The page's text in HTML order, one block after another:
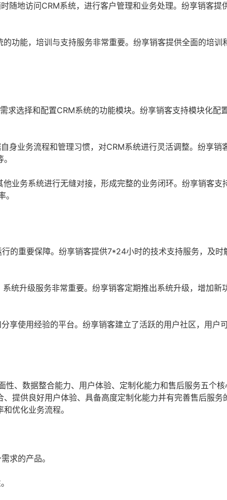
随地访问CRM系统，进行客户管理和业务处理。纷享销客提
功能，培训与支持服务非常重要。纷享销客提供全面的培训
求选择和配置CRM系统的功能模块。纷享销客支持模块化配
身业务流程和管理习惯，对CRM系统进行灵活调整。纷享销
业务系统进行无缝对接，形成完整的业务闭环。纷享销客支
的重要保障。纷享销客提供7*24小时的技术支持服务，及时
统升级服务非常重要。纷享销客定期推出系统升级，增加新
享使用经验的平台。纷享销客建立了活跃的用户社区，用户
、数据整合能力、用户体验、定制化能力和售后服务五个
提供良好用户体验、具备高度定制化能力并有完善售后服务
优化业务流程。
求的产品。